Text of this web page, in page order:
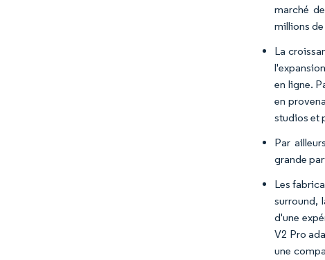
marché
millions
La
en ligne.
en
studios et
Par
grande
Les
surround,
d'une
V2 Pro
une